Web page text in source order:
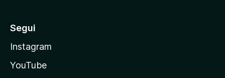
Segui
Instagram
YouTube